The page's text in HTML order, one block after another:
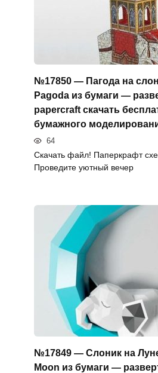
№17850 — Пагода на
Pagoda из бумаги —
papercraft скачать
бумажного
64
Скачать файл! Паперкрафт
Проведите уютный вечер
№17849 — Слоник на
Moon из бумаги —